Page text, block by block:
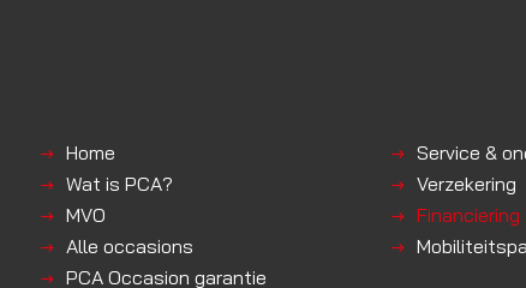
Service &
Verzekering
Financiering
Home
Wat is PCA?
MVO
Alle occasions
PCA Occasion garantie